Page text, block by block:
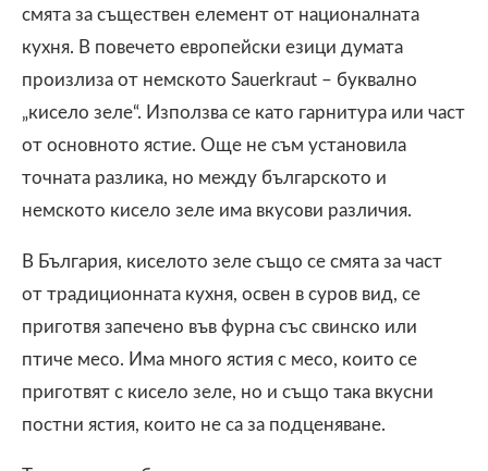
смята за съществен елемент от националната
кухня. В повечето европейски езици думата
произлиза от немското Sauerkraut – буквално
„кисело зеле“. Използва се като гарнитура или част
от основното ястие. Още не съм установила
точната разлика, но между българското и
немското кисело зеле има вкусови различия.
В България, киселото зеле също се смята за част
от традиционната кухня, освен в суров вид, се
приготвя запечено във фурна със свинско или
птиче месо. Има много ястия с месо, които се
приготвят с кисело зеле, но и също така вкусни
постни ястия, които не са за подценяване.